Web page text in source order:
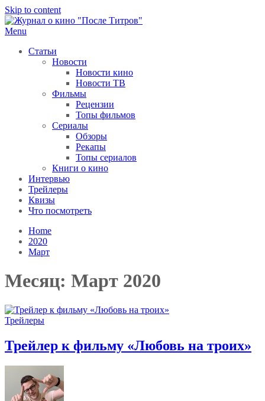
Skip to content
Menu
Статьи
Новости
Новости кино
Новости ТВ
Фильмы
Рецензии
Топы фильмов
Сериалы
Обзоры
Рекапы
Топы сериалов
Книги о кино
Интервью
Трейлеры
Квизы
Что посмотреть
Home
2020
Март
Месяц: Март 2020
Трейлеры
Трейлер к фильму «Любовь на троих»